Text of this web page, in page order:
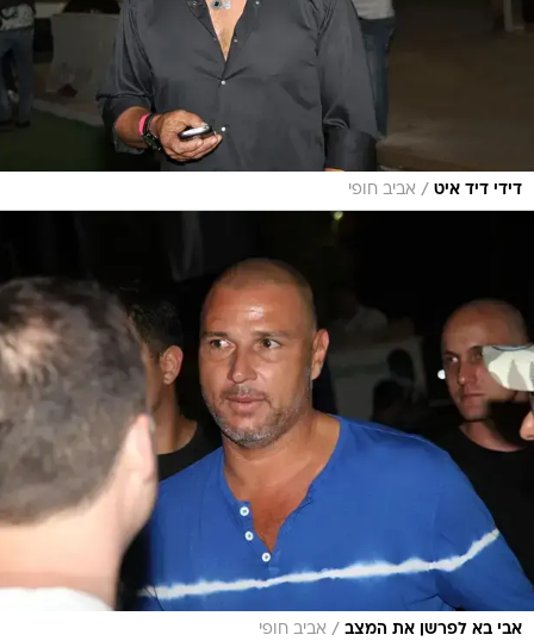
דידי דיד איט / אביב חופי
אבי בא לפרשן את המצב / אביב חופי